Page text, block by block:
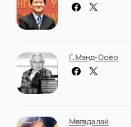
Г. Мэнд-Ооёо
Мөнгөндалай